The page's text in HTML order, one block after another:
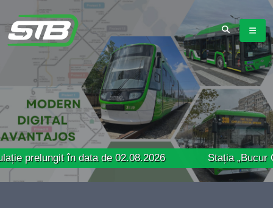
în data de 02.08.2026 Stația „Bucur Obor”